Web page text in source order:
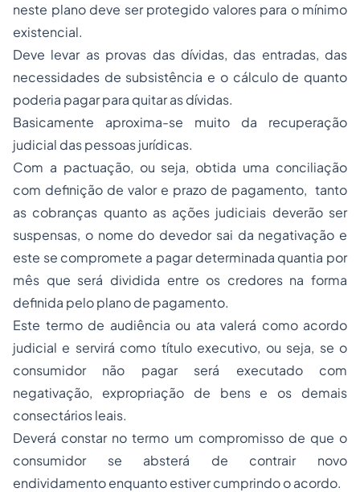
neste plano deve ser protegido valores para o mínimo
existencial.
Deve levar as provas das dívidas, das entradas, das
necessidades de subsistência e o cálculo de quanto
poderia pagar para quitar as dívidas.
Basicamente aproxima-se muito da recuperação
judicial das pessoas jurídicas.
Com a pactuação, ou seja, obtida uma conciliação
com definição de valor e prazo de pagamento, tanto
as cobranças quanto as ações judiciais deverão ser
suspensas, o nome do devedor sai da negativação e
este se compromete a pagar determinada quantia por
mês que será dividida entre os credores na forma
definida pelo plano de pagamento.
Este termo de audiência ou ata valerá como acordo
judicial e servirá como título executivo, ou seja, se o
consumidor não pagar será executado com
negativação, expropriação de bens e os demais
consectários leais.
Deverá constar no termo um compromisso de que o
consumidor se absterá de contrair novo
endividamento enquanto estiver cumprindo o acordo.